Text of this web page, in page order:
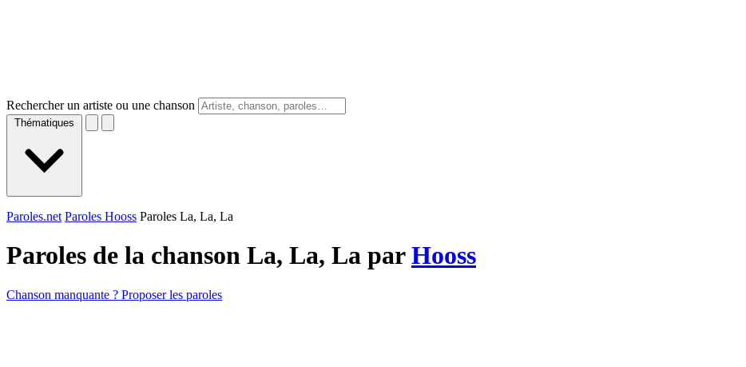
Rechercher un artiste ou une chanson
Thématiques
Paroles.net Paroles Hooss Paroles La, La, La
Paroles de la chanson La, La, La parHooss
Chanson manquante ? Proposer les paroles